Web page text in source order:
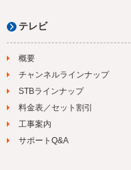
テレビ
概要
チャンネルラインナップ
STBラインナップ
料金表／セット割引
工事案内
サポートQ&A